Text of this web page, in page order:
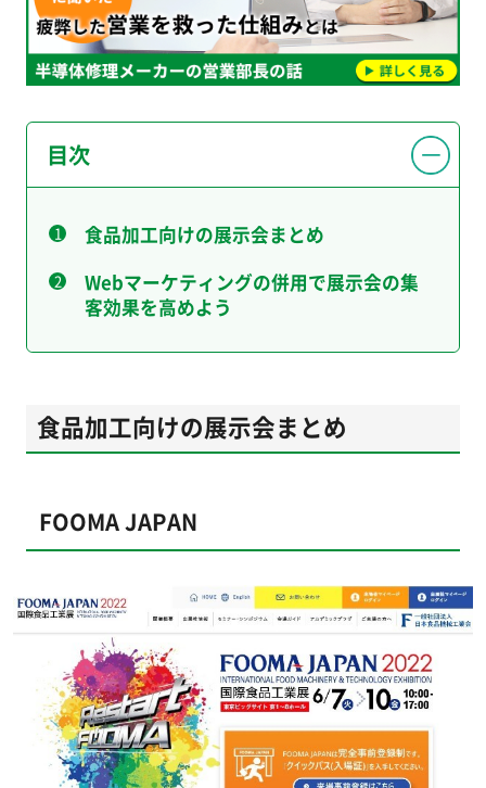
目次
食品加工向けの展示会まとめ
Webマーケティングの併用で展示会の集
客効果を高めよう
食品加工向けの展示会まとめ
FOOMA JAPAN